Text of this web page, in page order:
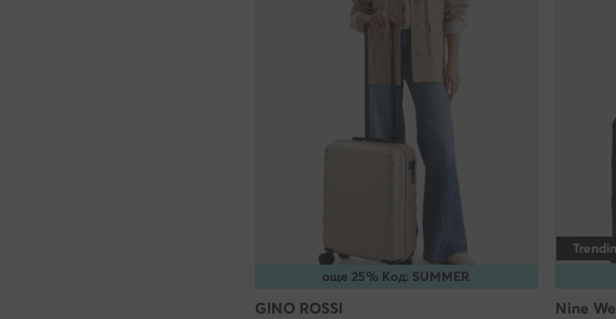
още 25% Код: SUMMER
GINO ROSSI Nine
Кога можете да оттеглите
Съгласието може да бъде
законосъобразността на
Какво ако се откажете от
Отказът от ""бисквитките"",
или други сайтове - в този
са съобразени с Вашите
Как ще работи нашият сайт